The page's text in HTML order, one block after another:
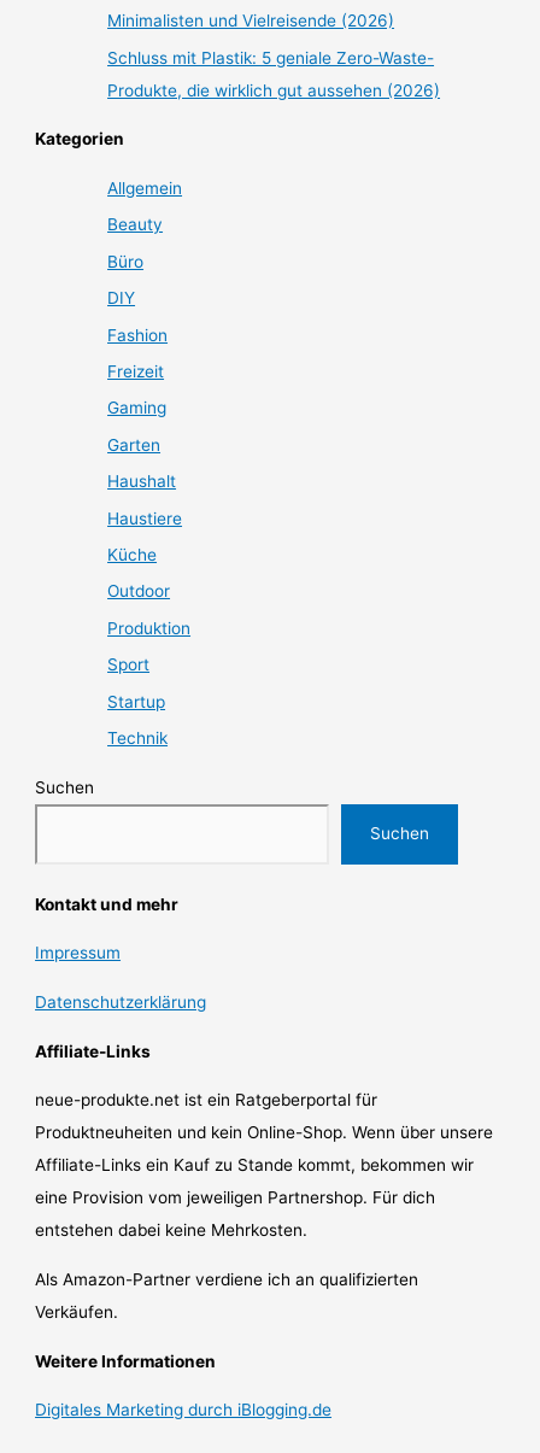
Minimalisten und Vielreisende (2026)
Schluss mit Plastik: 5 geniale Zero-Waste-
Produkte, die wirklich gut aussehen (2026)
Kategorien
Allgemein
Beauty
Büro
DIY
Fashion
Freizeit
Gaming
Garten
Haushalt
Haustiere
Küche
Outdoor
Produktion
Sport
Startup
Technik
Suchen
Suchen
Kontakt und mehr
Impressum
Datenschutzerklärung
Affiliate-Links
neue-produkte.net ist ein Ratgeberportal für
Produktneuheiten und kein Online-Shop. Wenn über unsere
Affiliate-Links ein Kauf zu Stande kommt, bekommen wir
eine Provision vom jeweiligen Partnershop. Für dich
entstehen dabei keine Mehrkosten.
Als Amazon-Partner verdiene ich an qualifizierten
Verkäufen.
Weitere Informationen
Digitales Marketing durch iBlogging.de